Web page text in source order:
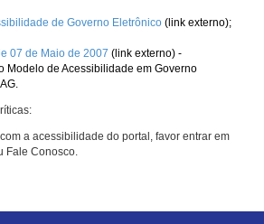
de Governo Eletrônico (link externo);
07 de Maio de 2007 (link externo) -
Modelo de Acessibilidade em Governo
a acessibilidade do portal, favor entrar em
Fale Conosco.